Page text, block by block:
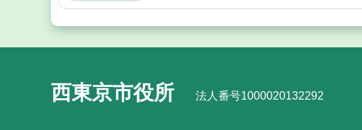
西東京市役所 法人番号1000020132292